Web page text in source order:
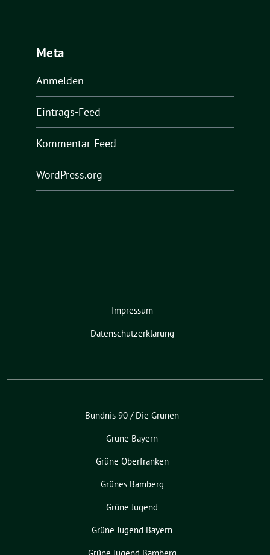
Meta
Anmelden
Eintrags-Feed
Kommentar-Feed
WordPress.org
Impressum
Datenschutzerklärung
Bündnis 90 / Die Grünen
Grüne Bayern
Grüne Oberfranken
Grünes Bamberg
Grüne Jugend
Grüne Jugend Bayern